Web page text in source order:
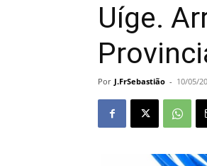
Uíge.
Por J.FrSebastião - 10/05/